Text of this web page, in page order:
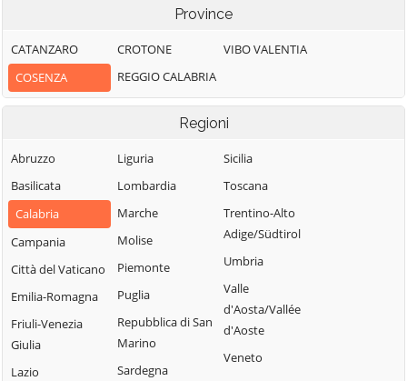
Aprigliano
Belmonte
Calabro
Bianchi
Bisignano
Bocchigliero
Bonifati
Buonvicino
Calopezzati
Piemontese
Lago
Laino Castello
Lappano
Lattarico
Longobardi
Longobucco
Lungro
Luzzi
San Benedetto
Albanese
San Demetrio
Corone
San Donato di
San Giorgio
Albanese
San Giovanni in
Fiore
San Lorenzo
Province
CATANZARO
COSENZA
CROTONE
REGGIO CALABRIA
VIBO VALENTIA
Regioni
Abruzzo
Basilicata
Calabria
Campania
Città del Vaticano
Emilia-Romagna
Friuli-Venezia
Giulia
Lazio
Liguria
Lombardia
Marche
Molise
Piemonte
Puglia
Repubblica di San
Marino
Sardegna
Sicilia
Toscana
Trentino-Alto
Adige/Südtirol
Umbria
Valle
d'Aosta/Vallée
d'Aoste
Veneto